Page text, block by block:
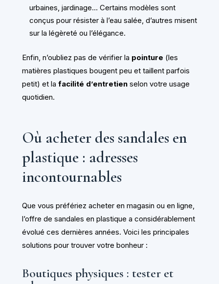
urbaines, jardinage… Certains modèles sont
conçus pour résister à l’eau salée, d’autres misent
sur la légèreté ou l’élégance.
Enfin, n’oubliez pas de vérifier la pointure (les
matières plastiques bougent peu et taillent parfois
petit) et la facilité d’entretienselon votre usage
quotidien.
Où acheter des sandales en
plastique : adresses
incontournables
Que vous préfériez acheter en magasin ou en ligne,
l’offre de sandales en plastique a considérablement
évolué ces dernières années. Voici les principales
solutions pour trouver votre bonheur :
Boutiques physiques : tester et